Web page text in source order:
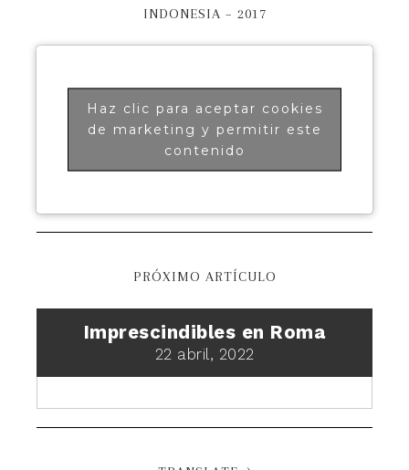
INDONESIA – 2017
Haz clic para aceptar cookies
de marketing y permitir este
contenido
PRÓXIMO ARTÍCULO
Imprescindibles en Roma
22 abril, 2022